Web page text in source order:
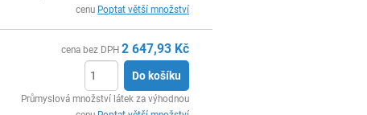
cenu Poptat větší množství
cena bez DPH 2 647,93 Kč
Do košíku
Průmyslová množství látek za výhodnou